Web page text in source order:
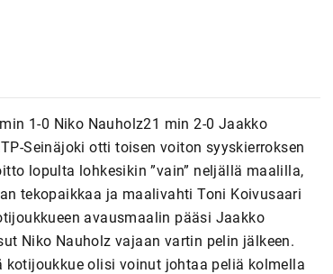
1-0 Niko Nauholz21 min 2-0 Jaakko
Seinäjoki otti toisen voiton syyskierroksen
lopulta lohkesikin ”vain” neljällä maalilla,
tekopaikkaa ja maalivahti Toni Koivusaari
avausmaalin pääsi Jaakko
Niko Nauholz vajaan vartin pelin jälkeen.
kotijoukkue olisi voinut johtaa peliä kolmella